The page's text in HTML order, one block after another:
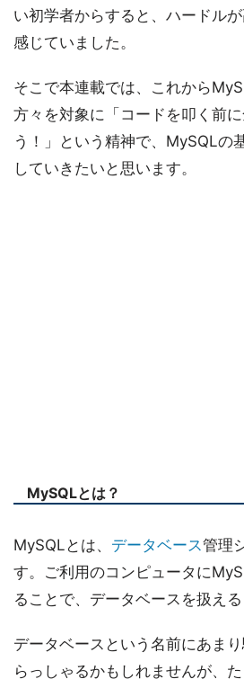
い初学者からすると、ハードル
感じていました。
そこで本連載では、これから
方々を対象に「コードを叩く前
う！」という精神で、MySQLの
していきたいと思います。
MySQLとは？
MySQLとは、 データベース管理
す。ご利用のコンピュータに
ることで、データベースを扱える
データベースという名前にあま
らっしゃるかもしれませんが、